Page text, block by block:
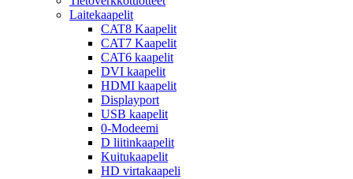
Laitekaapelit
CAT8 Kaapelit
CAT7 Kaapelit
CAT6 kaapelit
DVI kaapelit
HDMI kaapelit
Displayport
USB kaapelit
0-Modeemi
D liitinkaapelit
Kuitukaapelit
HD virtakaapeli